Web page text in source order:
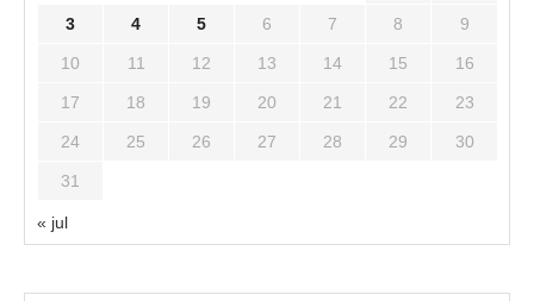
3 4 5 6 7 8 9
10 11 12 13 14 15 16
17 18 19 20 21 22 23
24 25 26 27 28 29 30
31
« jul